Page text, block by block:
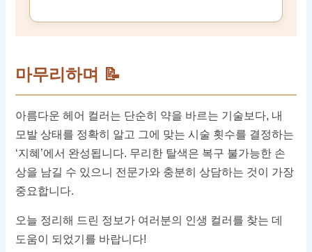
마무리하며 📝
아름다운 헤어 컬러는 단순히 약을 바르는 기술보다, 내
모발 상태를 정확히 알고 그에 맞는 시술 횟수를 결정하는
‘지혜’에서 완성됩니다. 무리한 탈색은 복구 불가능한 손
상을 남길 수 있으니 전문가와 충분히 상담하는 것이 가장
중요합니다.
오늘 정리해 드린 정보가 여러분의 인생 컬러를 찾는 데
도움이 되었기를 바랍니다!